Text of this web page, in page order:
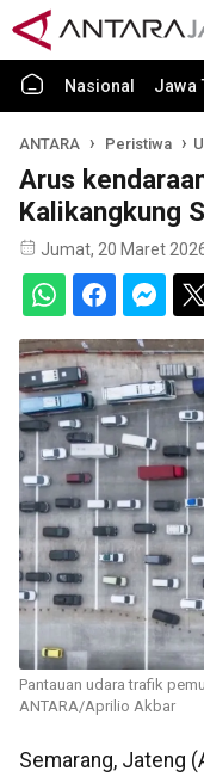
Nasional Jawa
ANTARA Peristiwa
Arus
Kalikangkung
Jumat, 20 Maret
Pantauan udara trafik
ANTARA/Aprilio Akbar
Semarang, Jateng